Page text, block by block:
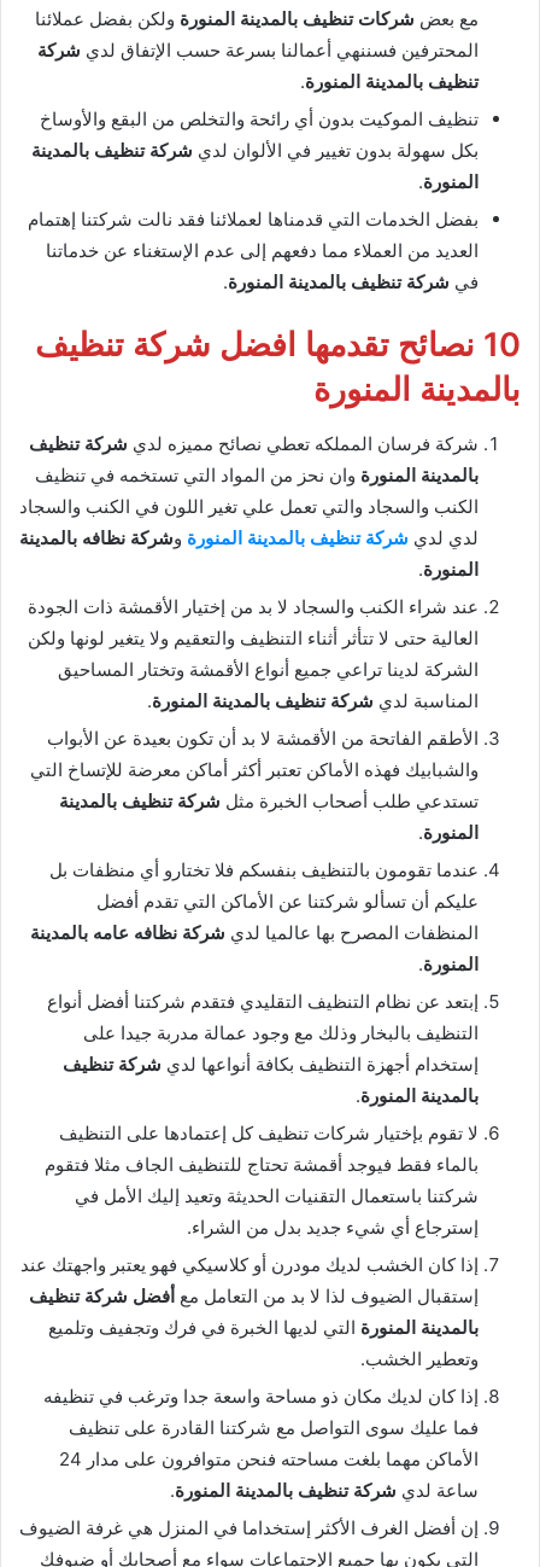
مع بعض شركات تنظيف بالمدينة المنورة ولكن بفضل عملائنا
المحترفين فسننهي أعمالنا بسرعة حسب الإتفاق لدي شركة
تنظيف بالمدينة المنورة.
تنظيف الموكيت بدون أي رائحة والتخلص من البقع والأوساخ
بكل سهولة بدون تغيير في الألوان لدي شركة تنظيف بالمدينة
المنورة.
بفضل الخدمات التي قدمناها لعملائنا فقد نالت شركتنا إهتمام
العديد من العملاء مما دفعهم إلى عدم الإستغناء عن خدماتنا
في شركة تنظيف بالمدينة المنورة.
10 نصائح تقدمها افضل
شركة تنظيف
بالمدينة المنورة
شركة فرسان المملكه تعطي نصائح مميزه لدي شركة تنظيف
بالمدينة المنورة وان نحز من المواد التي تستخمه في تنظيف
الكنب والسجاد والتي تعمل علي تغير اللون في الكنب والسجاد
لدي لدي شركة تنظيف بالمدينة المنورة وشركة نظافه بالمدينة
المنورة.
عند شراء الكنب والسجاد لا بد من إختيار الأقمشة ذات الجودة
العالية حتى لا تتأثر أثناء التنظيف والتعقيم ولا يتغير لونها ولكن
الشركة لدينا تراعي جميع أنواع الأقمشة وتختار المساحيق
المناسبة لدي شركة تنظيف بالمدينة المنورة.
الأطقم الفاتحة من الأقمشة لا بد أن تكون بعيدة عن الأبواب
والشبابيك فهذه الأماكن تعتبر أكثر أماكن معرضة للإتساخ التي
تستدعي طلب أصحاب الخبرة مثل شركة تنظيف بالمدينة
المنورة.
عندما تقومون بالتنظيف بنفسكم فلا تختارو أي منظفات بل
عليكم أن تسألو شركتنا عن الأماكن التي تقدم أفضل
المنظفات المصرح بها عالميا لدي شركة نظافه عامه بالمدينة
المنورة.
إبتعد عن نظام التنظيف التقليدي فتقدم شركتنا أفضل أنواع
التنظيف بالبخار وذلك مع وجود عمالة مدربة جيدا على
إستخدام أجهزة التنظيف بكافة أنواعها لدي شركة تنظيف
بالمدينة المنورة.
لا تقوم بإختيار شركات تنظيف كل إعتمادها على التنظيف
بالماء فقط فيوجد أقمشة تحتاج للتنظيف الجاف مثلا فتقوم
شركتنا باستعمال التقنيات الحديثة وتعيد إليك الأمل في
إسترجاع أي شيء جديد بدل من الشراء.
إذا كان الخشب لديك مودرن أو كلاسيكي فهو يعتبر واجهتك عند
إستقبال الضيوف لذا لا بد من التعامل مع أفضل شركة تنظيف
بالمدينة المنورة التي لديها الخبرة في فرك وتجفيف وتلميع
وتعطير الخشب.
إذا كان لديك مكان ذو مساحة واسعة جدا وترغب في تنظيفه
فما عليك سوى التواصل مع شركتنا القادرة على تنظيف
الأماكن مهما بلغت مساحته فنحن متوافرون على مدار 24
ساعة لدي شركة تنظيف بالمدينة المنورة.
إن أفضل الغرف الأكثر إستخداما في المنزل هي غرفة الضيوف
التي يكون بها جميع الإجتماعات سواء مع أصحابك أو ضيوفك